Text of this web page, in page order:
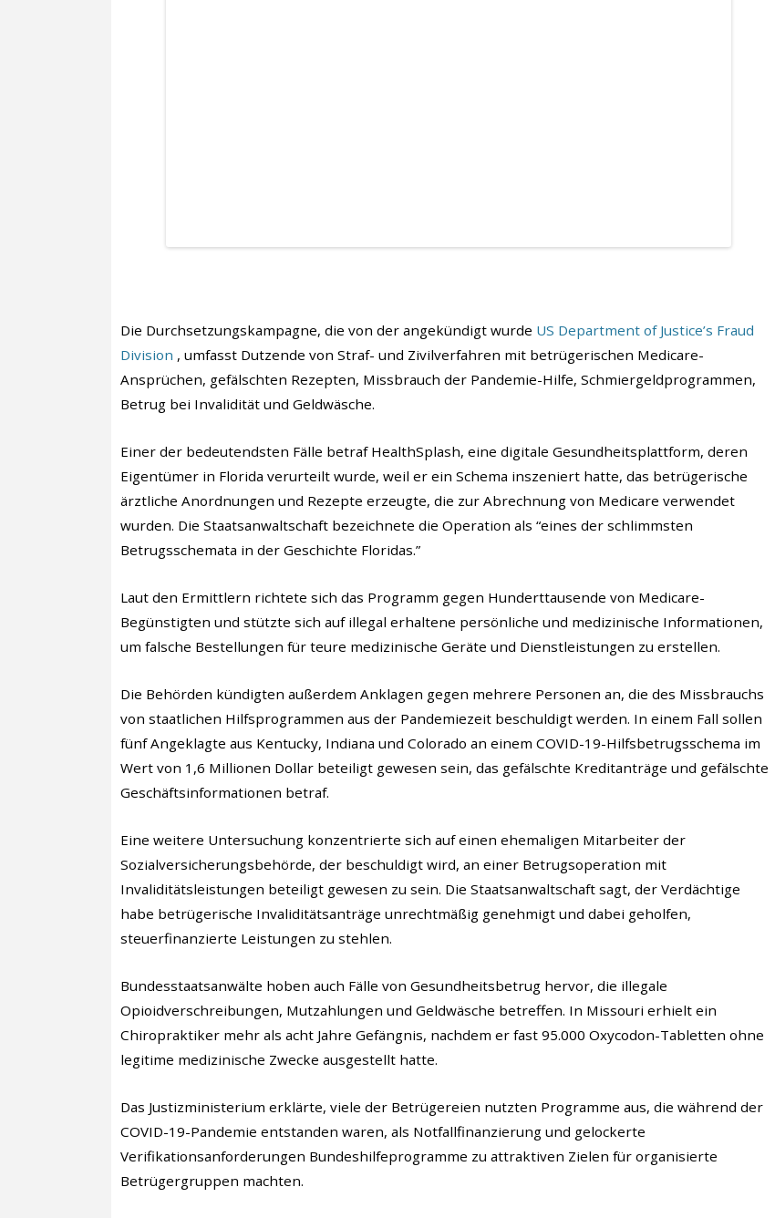
Die Durchsetzungskampagne, die von der angekündigt wurde US Department of Justice’s Fraud
Division , umfasst Dutzende von Straf- und Zivilverfahren mit betrügerischen Medicare-
Ansprüchen, gefälschten Rezepten, Missbrauch der Pandemie-Hilfe, Schmiergeldprogrammen,
Betrug bei Invalidität und Geldwäsche.
Einer der bedeutendsten Fälle betraf HealthSplash, eine digitale Gesundheitsplattform, deren
Eigentümer in Florida verurteilt wurde, weil er ein Schema inszeniert hatte, das betrügerische
ärztliche Anordnungen und Rezepte erzeugte, die zur Abrechnung von Medicare verwendet
wurden. Die Staatsanwaltschaft bezeichnete die Operation als “eines der schlimmsten
Betrugsschemata in der Geschichte Floridas.”
Laut den Ermittlern richtete sich das Programm gegen Hunderttausende von Medicare-
Begünstigten und stützte sich auf illegal erhaltene persönliche und medizinische Informationen,
um falsche Bestellungen für teure medizinische Geräte und Dienstleistungen zu erstellen.
Die Behörden kündigten außerdem Anklagen gegen mehrere Personen an, die des Missbrauchs
von staatlichen Hilfsprogrammen aus der Pandemiezeit beschuldigt werden. In einem Fall sollen
fünf Angeklagte aus Kentucky, Indiana und Colorado an einem COVID-19-Hilfsbetrugsschema im
Wert von 1,6 Millionen Dollar beteiligt gewesen sein, das gefälschte Kreditanträge und gefälschte
Geschäftsinformationen betraf.
Eine weitere Untersuchung konzentrierte sich auf einen ehemaligen Mitarbeiter der
Sozialversicherungsbehörde, der beschuldigt wird, an einer Betrugsoperation mit
Invaliditätsleistungen beteiligt gewesen zu sein. Die Staatsanwaltschaft sagt, der Verdächtige
habe betrügerische Invaliditätsanträge unrechtmäßig genehmigt und dabei geholfen,
steuerfinanzierte Leistungen zu stehlen.
Bundesstaatsanwälte hoben auch Fälle von Gesundheitsbetrug hervor, die illegale
Opioidverschreibungen, Mutzahlungen und Geldwäsche betreffen. In Missouri erhielt ein
Chiropraktiker mehr als acht Jahre Gefängnis, nachdem er fast 95.000 Oxycodon-Tabletten ohne
legitime medizinische Zwecke ausgestellt hatte.
Das Justizministerium erklärte, viele der Betrügereien nutzten Programme aus, die während der
COVID-19-Pandemie entstanden waren, als Notfallfinanzierung und gelockerte
Verifikationsanforderungen Bundeshilfeprogramme zu attraktiven Zielen für organisierte
Betrügergruppen machten.